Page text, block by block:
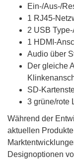
Ein-/Aus-/
1 RJ45-
2 USB
1 HDMI-
Audio über
Der gleiche
SD-
3 grüne/rote
Während der
aktuellen
Designoptionen